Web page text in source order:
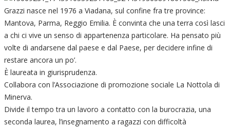
Grazzi nasce nel 1976 a Viadana, sul confine fra tre province:
Mantova, Parma, Reggio Emilia. È convinta che una terra così lasci
a chi ci vive un senso di appartenenza particolare. Ha pensato più
volte di andarsene dal paese e dal Paese, per decidere infine di
restare ancora un po’.
È laureata in giurisprudenza.
Collabora con l’Associazione di promozione sociale La Nottola di
Minerva.
Divide il tempo tra un lavoro a contatto con la burocrazia, una
seconda laurea, l’insegnamento a ragazzi con difficoltà